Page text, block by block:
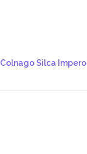
Colnago Silca Impero